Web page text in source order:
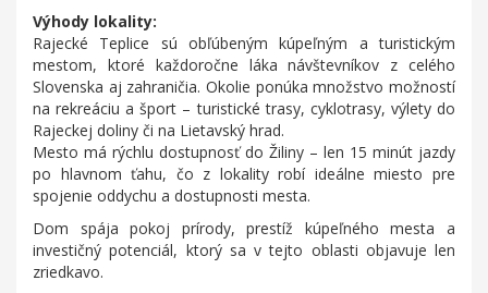
Výhody lokality:
Rajecké Teplice sú obľúbeným kúpeľným a turistickým
mestom, ktoré každoročne láka návštevníkov z celého
Slovenska aj zahraničia. Okolie ponúka množstvo možností
na rekreáciu a šport – turistické trasy, cyklotrasy, výlety do
Rajeckej doliny či na Lietavský hrad.
Mesto má rýchlu dostupnosť do Žiliny – len 15 minút jazdy
po hlavnom ťahu, čo z lokality robí ideálne miesto pre
spojenie oddychu a dostupnosti mesta.
Dom spája pokoj prírody, prestíž kúpeľného mesta a
investičný potenciál, ktorý sa v tejto oblasti objavuje len
zriedkavo.